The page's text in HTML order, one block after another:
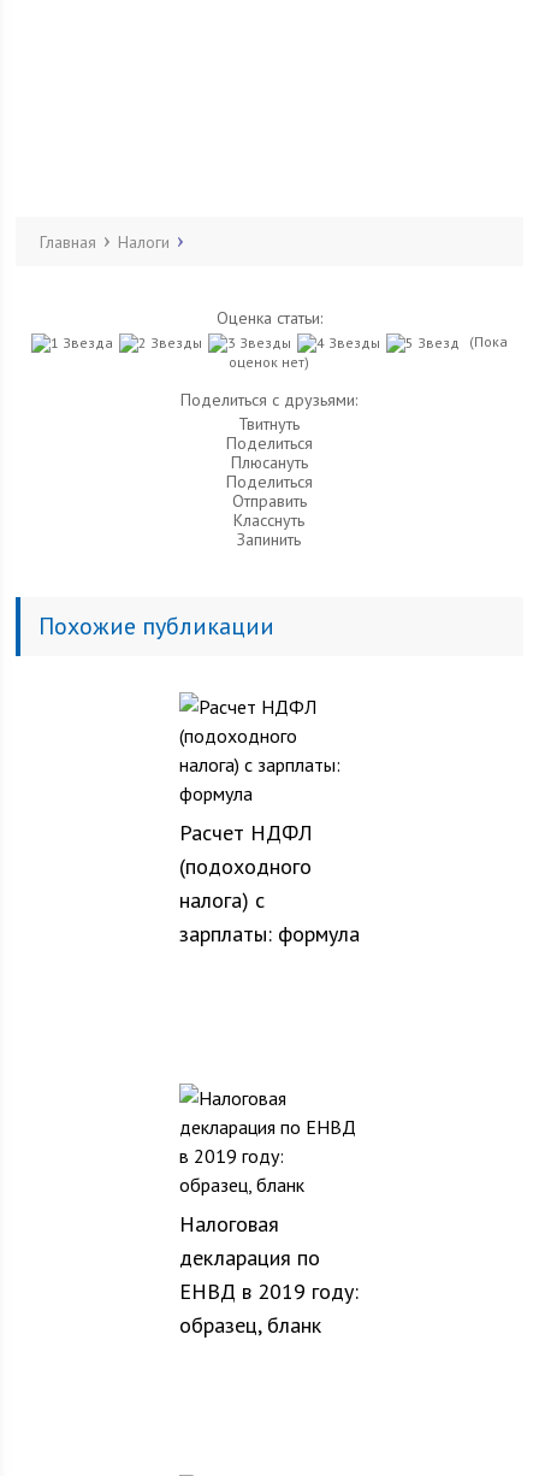
Главная Налоги
Оценка статьи:
(Пока
оценок нет)
Поделиться с друзьями:
Твитнуть
Поделиться
Плюсануть
Поделиться
Отправить
Класснуть
Запинить
Похожие публикации
Расчет НДФЛ
(подоходного
налога) с
зарплаты: формула
Налоговая
декларация по
ЕНВД в 2019 году:
образец, бланк